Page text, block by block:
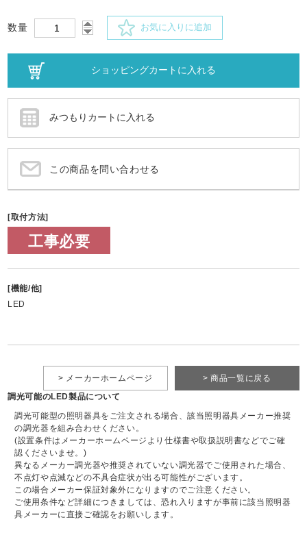
数量 お気に入りに追加
この商品を問い合わせる
[取付方法]
工事必要
[機能/他]
LED
> 商品一覧に戻る
> メーカーホームページ
調光可能のLED製品について
調光可能型の照明器具をご注文される場合、該当照明器具メーカー推奨
の調光器を組み合わせください。
(設置条件はメーカーホームページより仕様書や取扱説明書などでご確
認くださいませ。)
異なるメーカー調光器や推奨されていない調光器でご使用された場合、
不点灯や点滅などの不具合症状が出る可能性がございます。
この場合メーカー保証対象外になりますのでご注意ください。
ご使用条件など詳細につきましては、恐れ入りますが事前に該当照明器
具メーカーに直接ご確認をお願いします。